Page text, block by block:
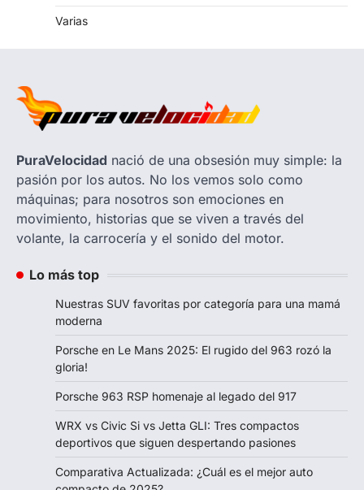
Varias
PuraVelocidad nació de una obsesión muy simple: la
pasión por los autos. No los vemos solo como
máquinas; para nosotros son emociones en
movimiento, historias que se viven a través del
volante, la carrocería y el sonido del motor.
Lo más top
Nuestras SUV favoritas por categoría para una mamá
moderna
Porsche en Le Mans 2025: El rugido del 963 rozó la
gloria!
Porsche 963 RSP homenaje al legado del 917
WRX vs Civic Si vs Jetta GLI: Tres compactos
deportivos que siguen despertando pasiones
Comparativa Actualizada: ¿Cuál es el mejor auto